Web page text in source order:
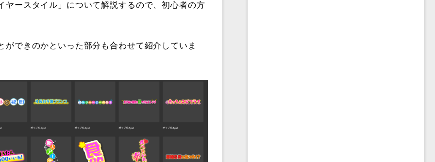
ースタイル」について解説するので、初心者の方
できのかといった部分も合わせて紹介していま